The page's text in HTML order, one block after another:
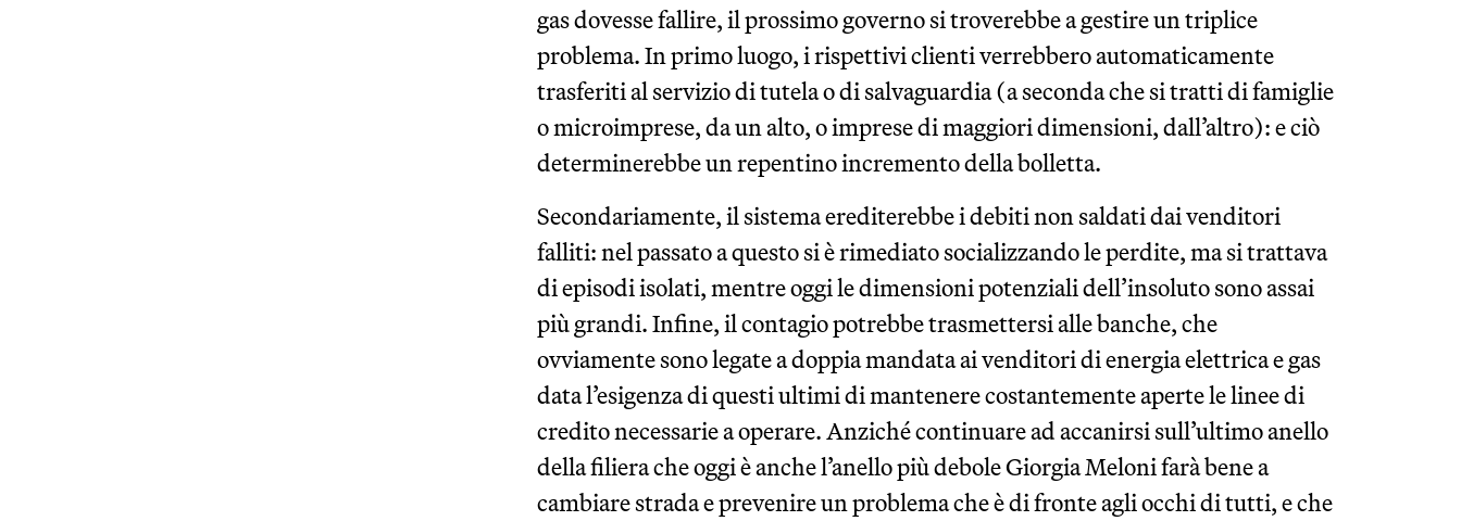
gas dovesse fallire, il prossimo governo si troverebbe a gestire un triplice
problema. In primo luogo, i rispettivi clienti verrebbero automaticamente
trasferiti al servizio di tutela o di salvaguardia (a seconda che si tratti di famiglie
o microimprese, da un alto, o imprese di maggiori dimensioni, dall’altro): e ciò
determinerebbe un repentino incremento della bolletta.
Secondariamente, il sistema erediterebbe i debiti non saldati dai venditori
falliti: nel passato a questo si è rimediato socializzando le perdite, ma si trattava
di episodi isolati, mentre oggi le dimensioni potenziali dell’insoluto sono assai
più grandi. Infine, il contagio potrebbe trasmettersi alle banche, che
ovviamente sono legate a doppia mandata ai venditori di energia elettrica e gas
data l’esigenza di questi ultimi di mantenere costantemente aperte le linee di
credito necessarie a operare. Anziché continuare ad accanirsi sull’ultimo anello
della filiera che oggi è anche l’anello più debole Giorgia Meloni farà bene a
cambiare strada e prevenire un problema che è di fronte agli occhi di tutti, e che